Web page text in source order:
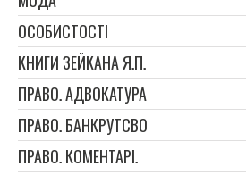
ОСОБИСТОСТІ
КНИГИ ЗЕЙКАНА Я.П.
ПРАВО. АДВОКАТУРА
ПРАВО. БАНКРУТСВО
ПРАВО. КОМЕНТАРІ.